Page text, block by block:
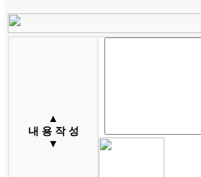
▲
내 용 작 성
▼